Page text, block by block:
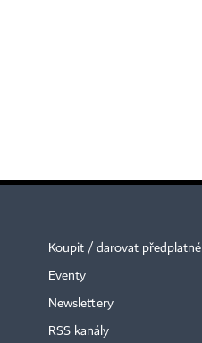
Koupit / darovat předplatné
Eventy
Newslettery
RSS kanály